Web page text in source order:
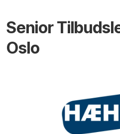
Senior
Oslo